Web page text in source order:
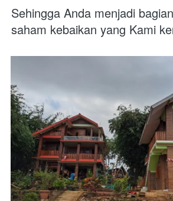
Sehingga Anda menjadi
saham kebaikan yang Kami